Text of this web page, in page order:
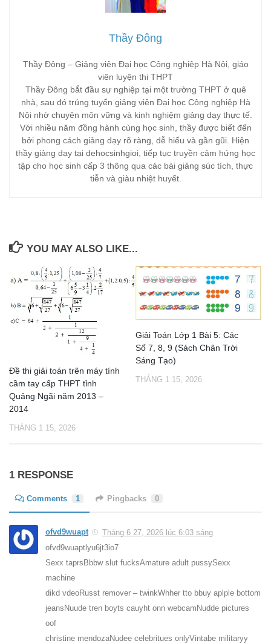
Thầy Đông
Thầy Đông – Giảng viên Đại học Công nghiệp Hà Nội, giáo
viên luyện thi THPT
Thầy Đông bắt đầu sự nghiệp tại một trường THPT ở quê
nhà, sau đó trúng tuyển giảng viên Đại học Công nghiệp Hà
Nội nhờ chuyên môn vững và kinh nghiệm giảng dạy thực tế.
Với nhiều năm đồng hành cùng học sinh, thầy được biết đến
bởi phong cách giảng dạy rõ ràng, dễ hiểu và gần gũi. Hiện
thầy giảng dạy tại dehocsinhgioi, tiếp tục truyền cảm hứng học
tập cho học sinh cấp 3 thông qua các bài giảng súc tích, thực
tiễn và giàu nhiệt huyết.
YOU MAY ALSO LIKE...
Đề thi giải toán trên máy tính
cầm tay cấp THPT tỉnh
Quảng Ngãi năm 2013 –
2014
THÁNG 1 15, 2026
Giải Toán Lớp 1 Bài 5: Các
Số 7, 8, 9 (Sách Chân Trời
Sáng Tạo)
THÁNG 1 15, 2026
1 RESPONSE
Comments 1 Pingbacks 0
ofvd9wuapt
Tháng 6 27, 2026 lúc 6:03 sáng
ofvd9wuaptlyu6jt3io7
Sexx taprsBbbw slut fucksAmature adult pussySexx
machine
dikd vdeoRusst remover – twinkWhher tto bbuy aplple bottom
jeansNuude tren boyts cauyht onn webcamNudde pictures
oof
christine mendozaNudee celebritues onlyVintabe militaryy